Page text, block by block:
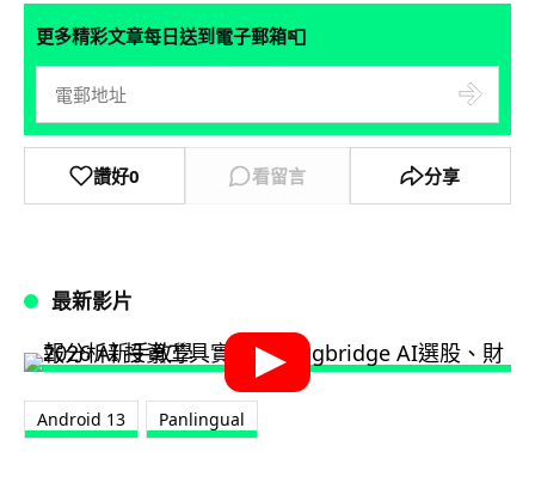
更多精彩文章每日送到電子郵箱📮
讚好0 看留言 分享
最新影片
Android 13 Panlingual